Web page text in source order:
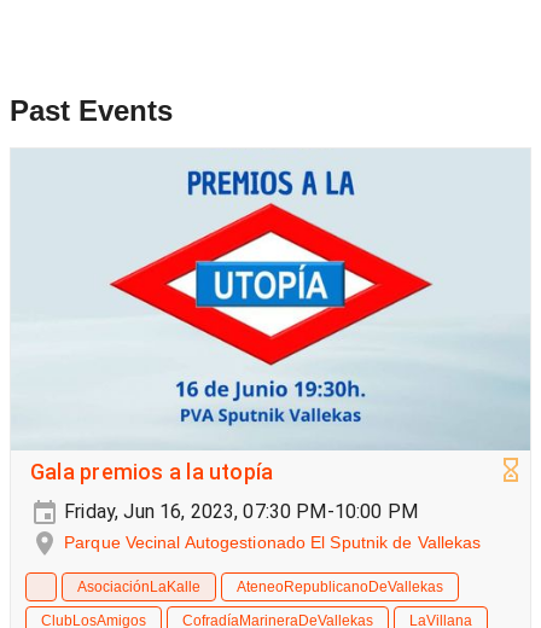
Past Events
Gala premios a la utopía
Friday, Jun 16, 2023, 07:30 PM-10:00 PM
Parque Vecinal Autogestionado El Sputnik de Vallekas
AsociaciónLaKalle
AteneoRepublicanoDeVallekas
ClubLosAmigos
CofradíaMarineraDeVallekas LaVillana